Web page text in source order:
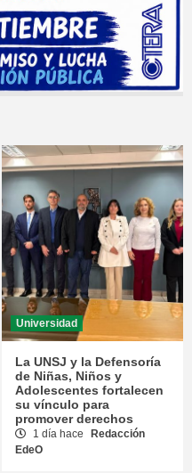
Universidad
La UNSJ y la Defensoría
de Niñas, Niños y
Adolescentes fortalecen
su vínculo para
promover derechos
1 día hace
Redacción
EdeO